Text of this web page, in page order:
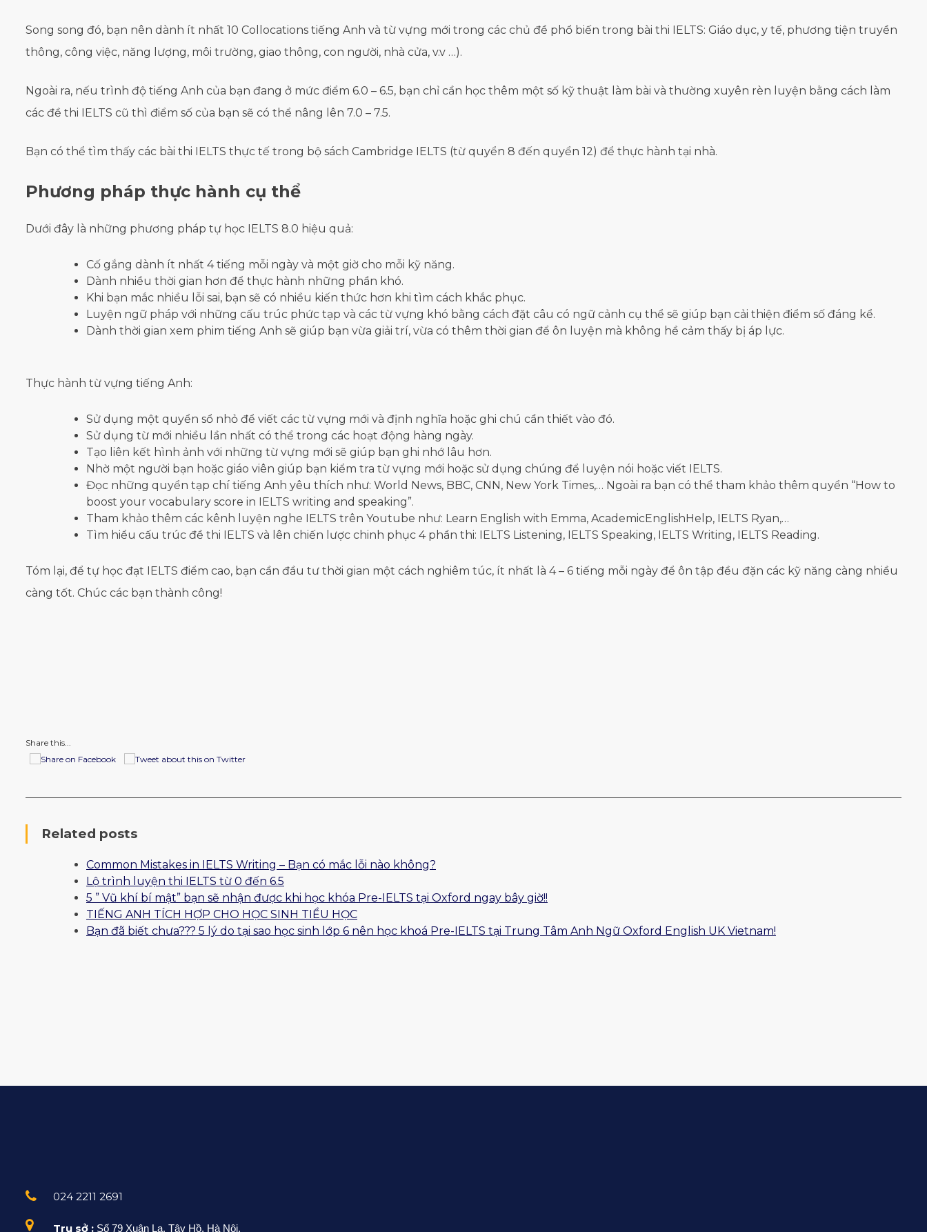
Song song đó, bạn nên dành ít nhất 10 Collocations tiếng Anh và từ vựng mới trong các chủ đề phổ biến trong bài thi IELTS: Giáo dục, y tế, phương tiện truyền
thông, công việc, năng lượng, môi trường, giao thông, con người, nhà cửa, v.v …).
Ngoài ra, nếu trình độ tiếng Anh của bạn đang ở mức điểm 6.0 – 6.5, bạn chỉ cần học thêm một số kỹ thuật làm bài và thường xuyên rèn luyện bằng cách làm
các đề thi IELTS cũ thì điểm số của bạn sẽ có thể nâng lên 7.0 – 7.5.
Bạn có thể tìm thấy các bài thi IELTS thực tế trong bộ sách Cambridge IELTS (từ quyển 8 đến quyển 12) để thực hành tại nhà.
Phương pháp thực hành cụ thể
Dưới đây là những phương pháp tự học IELTS 8.0 hiệu quả:
Cố gắng dành ít nhất 4 tiếng mỗi ngày và một giờ cho mỗi kỹ năng.
Dành nhiều thời gian hơn để thực hành những phần khó.
Khi bạn mắc nhiều lỗi sai, bạn sẽ có nhiều kiến thức hơn khi tìm cách khắc phục.
Luyện ngữ pháp với những cấu trúc phức tạp và các từ vựng khó bằng cách đặt câu có ngữ cảnh cụ thể sẽ giúp bạn cải thiện điểm số đáng kể.
Dành thời gian xem phim tiếng Anh sẽ giúp bạn vừa giải trí, vừa có thêm thời gian để ôn luyện mà không hề cảm thấy bị áp lực.
Thực hành từ vựng tiếng Anh:
Sử dụng một quyển sổ nhỏ để viết các từ vựng mới và định nghĩa hoặc ghi chú cần thiết vào đó.
Sử dụng từ mới nhiều lần nhất có thể trong các hoạt động hàng ngày.
Tạo liên kết hình ảnh với những từ vựng mới sẽ giúp bạn ghi nhớ lâu hơn.
Nhờ một người bạn hoặc giáo viên giúp bạn kiểm tra từ vựng mới hoặc sử dụng chúng để luyện nói hoặc viết IELTS.
Đọc những quyển tạp chí tiếng Anh yêu thích như: World News, BBC, CNN, New York Times,… Ngoài ra bạn có thể tham khảo thêm quyển “How to
boost your vocabulary score in IELTS writing and speaking”.
Tham khảo thêm các kênh luyện nghe IELTS trên Youtube như: Learn English with Emma, AcademicEnglishHelp, IELTS Ryan,…
Tìm hiểu cấu trúc đề thi IELTS và lên chiến lược chinh phục 4 phần thi: IELTS Listening, IELTS Speaking, IELTS Writing, IELTS Reading.
Tóm lại, để tự học đạt IELTS điểm cao, bạn cần đầu tư thời gian một cách nghiêm túc, ít nhất là 4 – 6 tiếng mỗi ngày để ôn tập đều đặn các kỹ năng càng nhiều
càng tốt. Chúc các bạn thành công!
Share this...
Related posts
Common Mistakes in IELTS Writing – Bạn có mắc lỗi nào không?
Lộ trình luyện thi IELTS từ 0 đến 6.5
5 ” Vũ khí bí mật” bạn sẽ nhận được khi học khóa Pre-IELTS tại Oxford ngay bây giờ!!
TIẾNG ANH TÍCH HỢP CHO HỌC SINH TIỂU HỌC
Bạn đã biết chưa??? 5 lý do tại sao học sinh lớp 6 nên học khoá Pre-IELTS tại Trung Tâm Anh Ngữ Oxford English UK Vietnam!
024 2211 2691
Trụ sở : Số 79 Xuân La, Tây Hồ, Hà Nội.